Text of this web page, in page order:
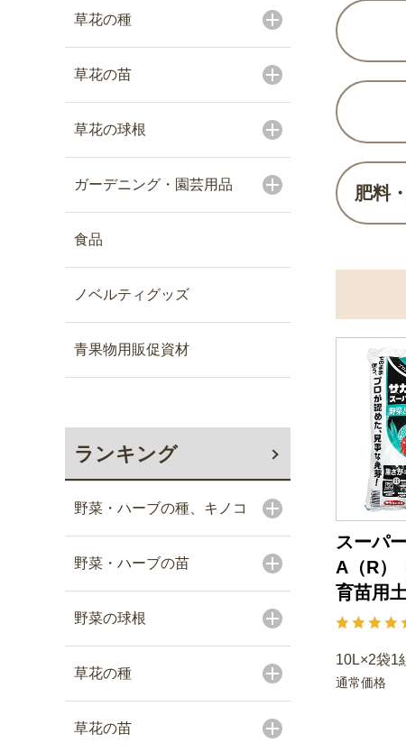
草花の種
草花の苗
草花の球根
ガーデニング・園芸用品
食品
ノベルティグッズ
青果物用販促資材
ランキング
野菜・ハーブの種、キノコ
野菜・ハーブの苗
野菜の球根
草花の種
草花の苗
肥料
スーパ
A（R）
育苗用土
10L×2袋1
通常価格